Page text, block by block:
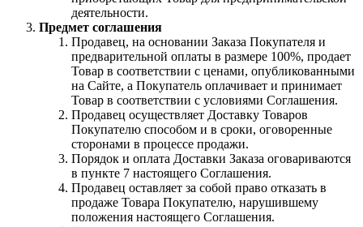
деятельности.
Предмет соглашения
Продавец, на основании Заказа Покупателя и
предварительной оплаты в размере 100%, продает
Товар в соответствии с ценами, опубликованными
на Сайте, а Покупатель оплачивает и принимает
Товар в соответствии с условиями Соглашения.
Продавец осуществляет Доставку Товаров
Покупателю способом и в сроки, оговоренные
сторонами в процессе продажи.
Порядок и оплата Доставки Заказа оговариваются
в пункте 7 настоящего Соглашения.
Продавец оставляет за собой право отказать в
продаже Товара Покупателю, нарушившему
положения настоящего Соглашения.